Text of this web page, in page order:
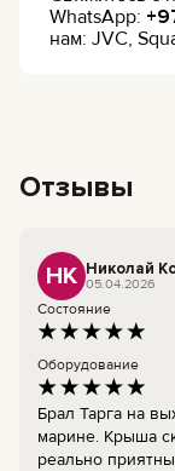
WhatsApp:
нам: JVC,
Отзывы
НК Николай
05.04.2026
Состояние
Оборудование
Брал Тарга на
марине. Крыша
реально